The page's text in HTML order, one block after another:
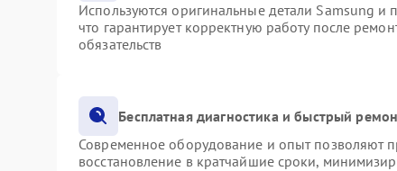
Используются оригинальные детали Samsung
что гарантирует корректную работу после
обязательств
Бесплатная диагностика и быстрый
Современное оборудование и опыт позволяют
восстановление в кратчайшие сроки,